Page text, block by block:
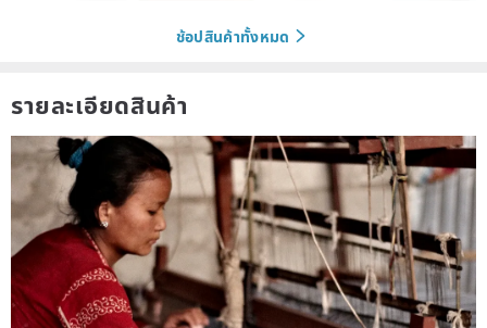
ช้อปสินค้าทั้งหมด
รายละเอียดสินค้า